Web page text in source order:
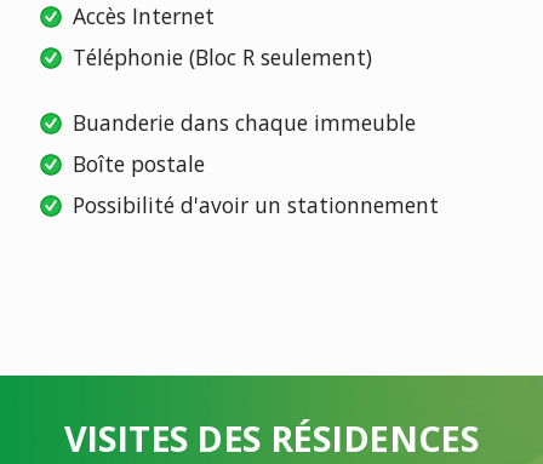
Accès Internet
Téléphonie (Bloc R seulement)
Buanderie dans chaque immeuble
Boîte postale
Possibilité d'avoir un stationnement
VISITES DES RÉSIDENCES